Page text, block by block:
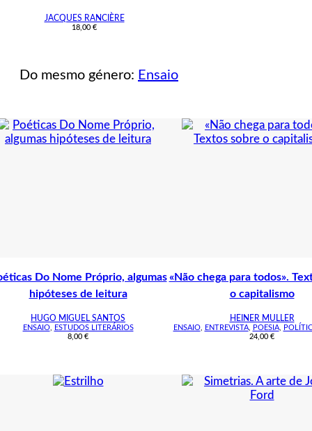
JACQUES RANCIÈRE
18,00 €
Do mesmo género: Ensaio
Do Nome Próprio, algumas
hipóteses de leitura
HUGO MIGUEL SANTOS
ENSAIO,
ESTUDOS LITERÁRIOS
8,00 €
«Não chega para todos».
o capitalismo
HEINER MULLER
ENSAIO, ENTREVISTA, POESIA,
24,00 €